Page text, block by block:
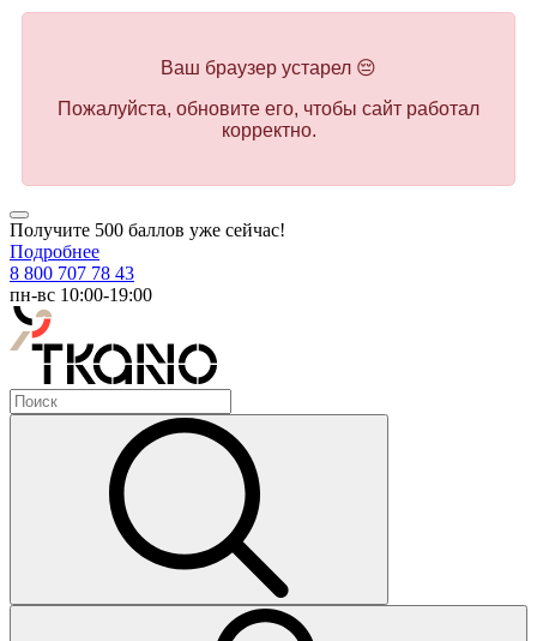
Ваш браузер устарел 😔
Пожалуйста, обновите его, чтобы сайт работал
корректно.
Получите 500 баллов уже сейчас!
Подробнее
8 800 707 78 43
пн-вс 10:00-19:00